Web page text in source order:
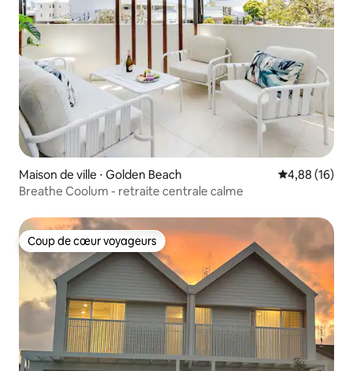
Maison de ville ⋅ Golden Beach Évaluation
4,88 (16)
Breathe Coolum - retraite centrale calme
Coup de cœur voyageurs
Coup de cœur voyageurs